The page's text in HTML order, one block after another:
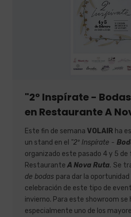
"2º Inspírate -
en Restaurante A
Este fin de semana VOLAIR ha
un stand en el "2º Inspírate -
organizado este pasado 4 y 5 de
RestauranteA Nova Ruta. Se
de bodas para dar la
celebración de este tipo de
invierno. Para este showroom se
especialmente uno de los